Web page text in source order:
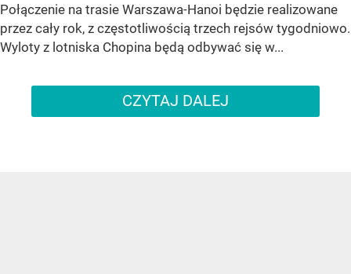
Połączenie na trasie Warszawa-Hanoi będzie realizowane
przez cały rok, z częstotliwością trzech rejsów tygodniowo.
Wyloty z lotniska Chopina będą odbywać się w...
CZYTAJ DALEJ